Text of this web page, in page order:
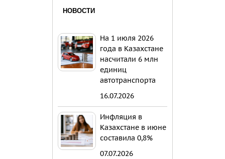
НОВОСТИ
На 1 июля 2026
года в Казахстане
насчитали 6 млн
единиц
автотранспорта
16.07.2026
Инфляция в
Казахстане в июне
составила 0,8%
07.07.2026